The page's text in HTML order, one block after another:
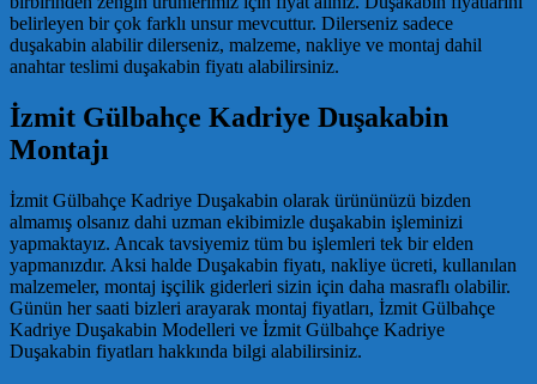
belirleyen bir çok farklı unsur mevcuttur. Dilerseniz sadece
duşakabin alabilir dilerseniz, malzeme, nakliye ve montaj dahil
anahtar teslimi duşakabin fiyatı alabilirsiniz.
İzmit Gülbahçe Kadriye Duşakabin
Montajı
İzmit Gülbahçe Kadriye Duşakabin olarak ürününüzü bizden
almamış olsanız dahi uzman ekibimizle duşakabin işleminizi
yapmaktayız. Ancak tavsiyemiz tüm bu işlemleri tek bir elden
yapmanızdır. Aksi halde Duşakabin fiyatı, nakliye ücreti, kullanılan
malzemeler, montaj işçilik giderleri sizin için daha masraflı olabilir.
Günün her saati bizleri arayarak montaj fiyatları, İzmit Gülbahçe
Kadriye Duşakabin Modelleri ve İzmit Gülbahçe Kadriye
Duşakabin fiyatları hakkında bilgi alabilirsiniz.